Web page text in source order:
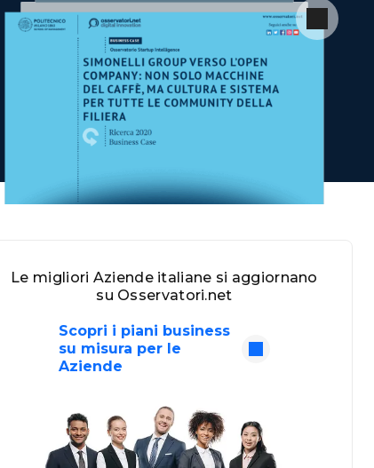
Le migliori Aziende italiane si aggiornano
su Osservatori.net
Scopri i piani business
su misura per le
Aziende